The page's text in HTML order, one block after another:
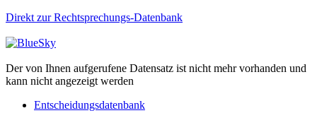
Direkt zur Rechtsprechungs-Datenbank
Der von Ihnen aufgerufene Datensatz ist nicht mehr vorhanden und
kann nicht angezeigt werden
Entscheidungsdatenbank